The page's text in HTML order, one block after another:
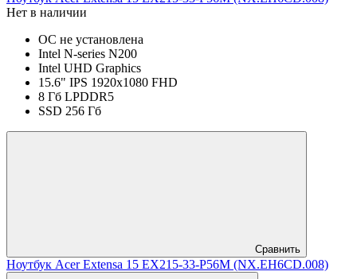
Нет в наличии
ОС не установлена
Intel N-series N200
Intel UHD Graphics
15.6" IPS 1920x1080 FHD
8 Гб LPDDR5
SSD 256 Гб
Сравнить
Ноутбук Acer Extensa 15 EX215-33-P56M (NX.EH6CD.008)